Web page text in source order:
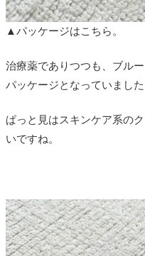
▲パッケージはこちら。
治療薬でありつつも、ブル
パッケージとなっていました
ぱっと見はスキンケア系の
いですね。